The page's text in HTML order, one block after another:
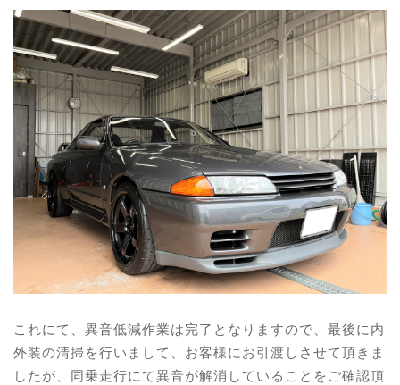
これにて、異音低減作業は完了となりますので、最後に内
外装の清掃を行いまして、お客様にお引渡しさせて頂きま
したが、同乗走行にて異音が解消していることをご確認頂